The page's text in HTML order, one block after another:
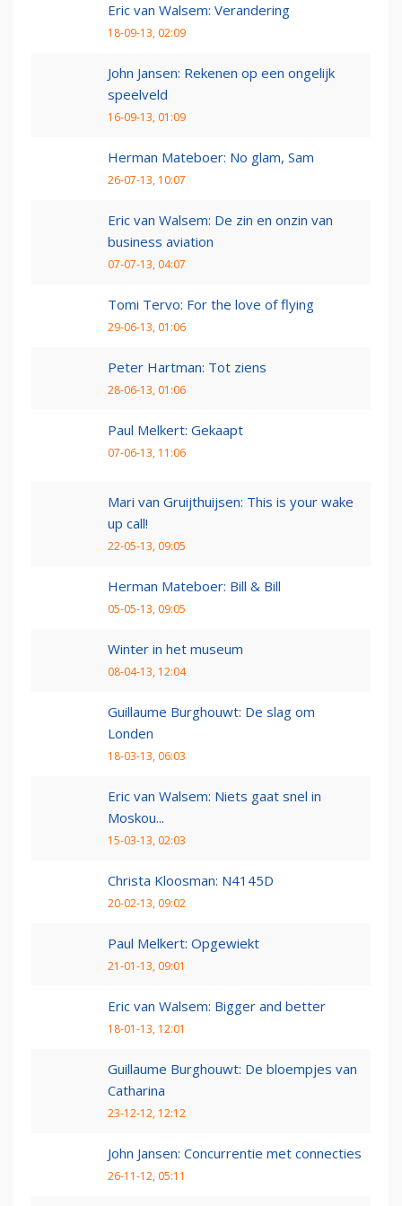
Eric van Walsem: Verandering
18-09-13, 02:09
John Jansen: Rekenen op een ongelijk
speelveld
16-09-13, 01:09
Herman Mateboer: No glam, Sam
26-07-13, 10:07
Eric van Walsem: De zin en onzin van
business aviation
07-07-13, 04:07
Tomi Tervo: For the love of flying
29-06-13, 01:06
Peter Hartman: Tot ziens
28-06-13, 01:06
Paul Melkert: Gekaapt
07-06-13, 11:06
Mari van Gruijthuijsen: This is your wake
up call!
22-05-13, 09:05
Herman Mateboer: Bill & Bill
05-05-13, 09:05
Winter in het museum
08-04-13, 12:04
Guillaume Burghouwt: De slag om
Londen
18-03-13, 06:03
Eric van Walsem: Niets gaat snel in
Moskou...
15-03-13, 02:03
Christa Kloosman: N4145D
20-02-13, 09:02
Paul Melkert: Opgewiekt
21-01-13, 09:01
Eric van Walsem: Bigger and better
18-01-13, 12:01
Guillaume Burghouwt: De bloempjes van
Catharina
23-12-12, 12:12
John Jansen: Concurrentie met connecties
26-11-12, 05:11